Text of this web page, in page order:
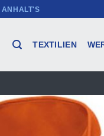
ANHALT'S
TEXTILIEN